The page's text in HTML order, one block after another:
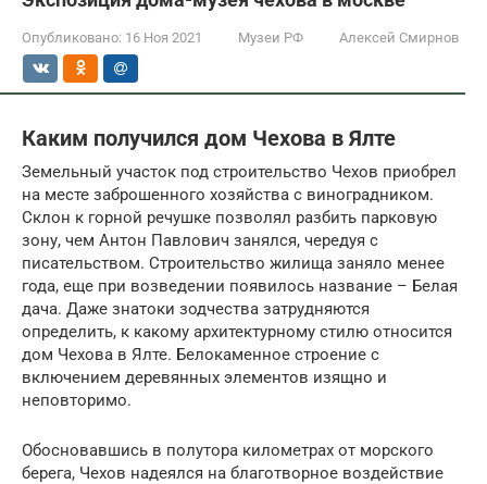
Опубликовано: 16 Ноя 2021 Музеи РФ Алексей Смирнов
Каким получился дом Чехова в Ялте
Земельный участок под строительство Чехов приобрел
на месте заброшенного хозяйства с виноградником.
Склон к горной речушке позволял разбить парковую
зону, чем Антон Павлович занялся, чередуя с
писательством. Строительство жилища заняло менее
года, еще при возведении появилось название – Белая
дача. Даже знатоки зодчества затрудняются
определить, к какому архитектурному стилю относится
дом Чехова в Ялте. Белокаменное строение с
включением деревянных элементов изящно и
неповторимо.
Обосновавшись в полутора километрах от морского
берега, Чехов надеялся на благотворное воздействие